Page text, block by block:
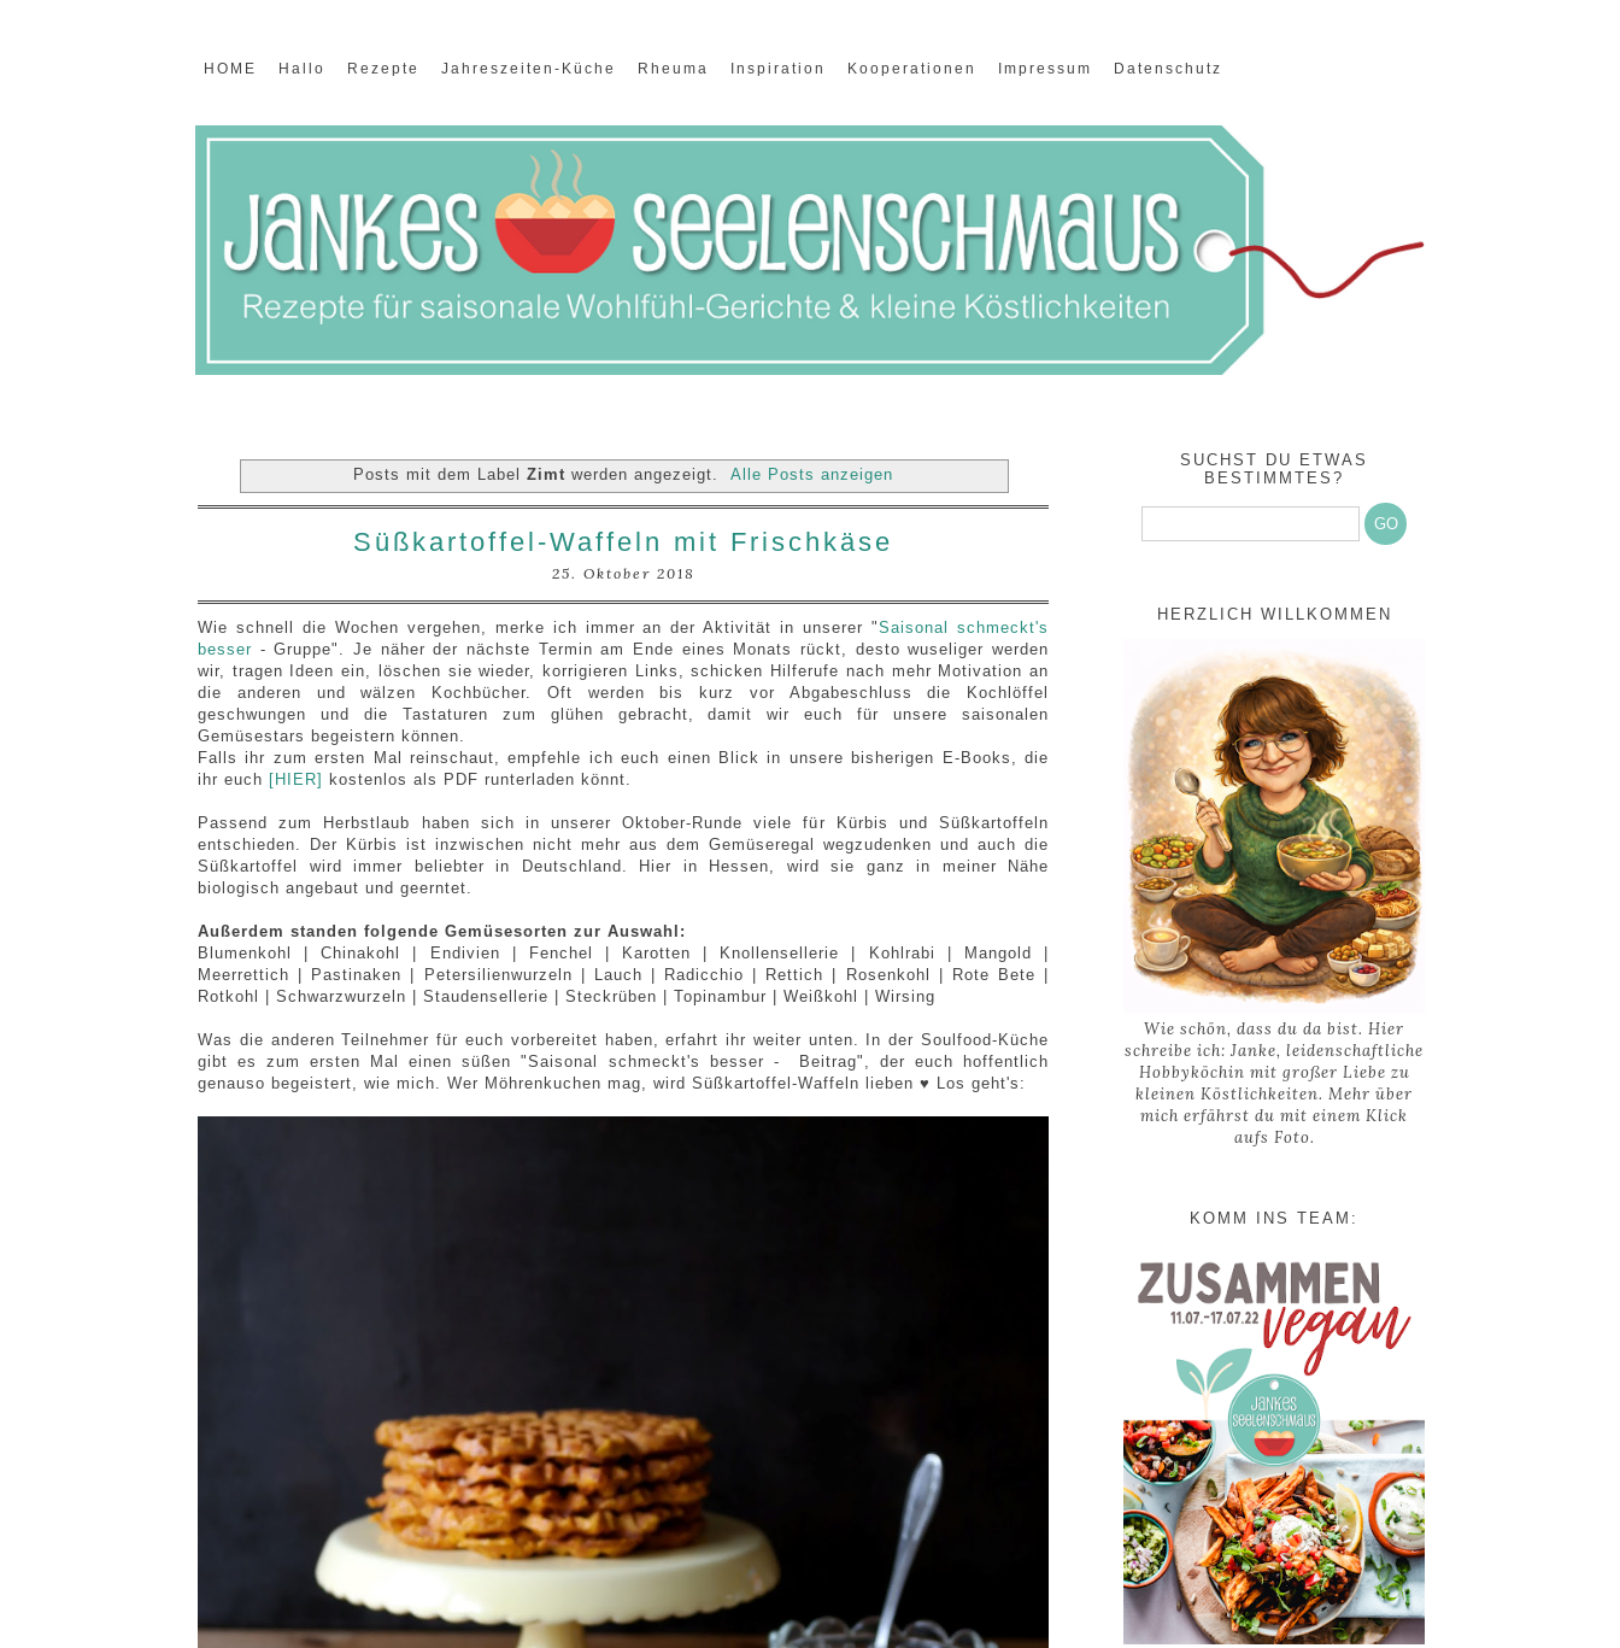
HOME Hallo Rezepte Jahreszeiten-Küche Rheuma Inspiration Kooperationen Impressum Datenschutz
Posts mit dem Label Zimtwerden angezeigt. Alle Posts anzeigen
Süßkartoffel-Waffeln mit Frischkäse
25. Oktober 2018
Wie schnell die Wochen vergehen, merke ich immer an der Aktivität in unserer "Saisonal schmeckt's
besser - Gruppe". Je näher der nächste Termin am Ende eines Monats rückt, desto wuseliger werden
wir, tragen Ideen ein, löschen sie wieder, korrigieren Links, schicken Hilferufe nach mehr Motivation an
die anderen und wälzen Kochbücher. Oft werden bis kurz vor Abgabeschluss die Kochlöffel
geschwungen und die Tastaturen zum glühen gebracht, damit wir euch für unsere saisonalen
Gemüsestars begeistern können.
Falls ihr zum ersten Mal reinschaut, empfehle ich euch einen Blick in unsere bisherigen E-Books, die
ihr euch [HIER] kostenlos als PDF runterladen könnt.
Passend zum Herbstlaub haben sich in unserer Oktober-Runde viele für Kürbis und Süßkartoffeln
entschieden. Der Kürbis ist inzwischen nicht mehr aus dem Gemüseregal wegzudenken und auch die
Süßkartoffel wird immer beliebter in Deutschland. Hier in Hessen, wird sie ganz in meiner Nähe
biologisch angebaut und geerntet.
Außerdem standen folgende Gemüsesorten zur Auswahl:
Blumenkohl | Chinakohl | Endivien | Fenchel | Karotten | Knollensellerie | Kohlrabi | Mangold |
Meerrettich | Pastinaken | Petersilienwurzeln | Lauch | Radicchio | Rettich | Rosenkohl | Rote Bete |
Rotkohl | Schwarzwurzeln | Staudensellerie | Steckrüben | Topinambur | Weißkohl | Wirsing
Was die anderen Teilnehmer für euch vorbereitet haben, erfahrt ihr weiter unten. In der Soulfood-Küche
gibt es zum ersten Mal einen süßen "Saisonal schmeckt's besser - Beitrag", der euch hoffentlich
genauso begeistert, wie mich. Wer Möhrenkuchen mag, wird Süßkartoffel-Waffeln lieben ♥ Los geht's:
SUCHST DU ETWAS
BESTIMMTES?
HERZLICH WILLKOMMEN
Wie schön, dass du da bist. Hier
schreibe ich: Janke, leidenschaftliche
Hobbyköchin mit großer Liebe zu
kleinen Köstlichkeiten. Mehr über
mich erfährst du mit einem Klick
aufs Foto.
KOMM INS TEAM: